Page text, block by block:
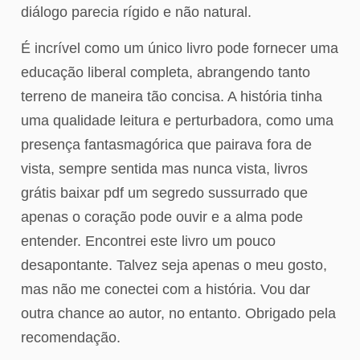
diálogo parecia rígido e não natural.
É incrível como um único livro pode fornecer uma
educação liberal completa, abrangendo tanto
terreno de maneira tão concisa. A história tinha
uma qualidade leitura e perturbadora, como uma
presença fantasmagórica que pairava fora de
vista, sempre sentida mas nunca vista, livros
grátis baixar pdf um segredo sussurrado que
apenas o coração pode ouvir e a alma pode
entender. Encontrei este livro um pouco
desapontante. Talvez seja apenas o meu gosto,
mas não me conectei com a história. Vou dar
outra chance ao autor, no entanto. Obrigado pela
recomendação.